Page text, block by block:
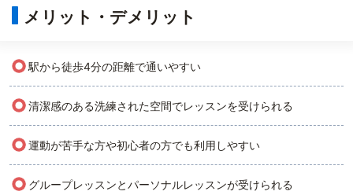
メリット・デメリット
○駅から徒歩4分の距離で通いやすい
○清潔感のある洗練された空間でレッスンを受けられる
○運動が苦手な方や初心者の方でも利用しやすい
○ グループレッスンとパーソナルレッスンが受けられる